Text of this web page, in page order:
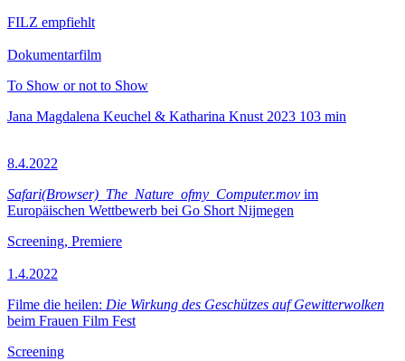
FILZ empfiehlt
Dokumentarfilm
To Show or not to Show
Jana Magdalena Keuchel & Katharina Knust 2023 103 min
8.4.2022
Safari(Browser)_The_Nature_ofmy_Computer.mov im
Europäischen Wettbewerb bei Go Short Nijmegen
Screening, Premiere
1.4.2022
Filme die heilen: Die Wirkung des Geschützes auf Gewitterwolken
beim Frauen Film Fest
Screening